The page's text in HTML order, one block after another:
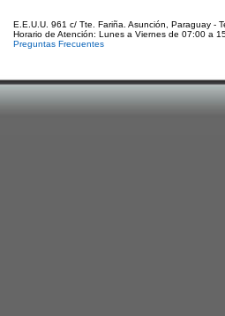
E.E.U.U. 961 c/ Tte. Fariña. Asunción, Paraguay -
Horario de Atención: Lunes a Viernes de 07:00 a
Preguntas Frecuentes